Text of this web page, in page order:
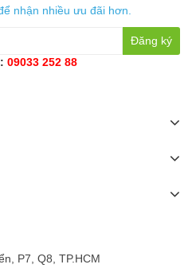
nhận nhiều ưu đãi hơn.
Đăng ký
09033 252 88
P7, Q8, TP.HCM